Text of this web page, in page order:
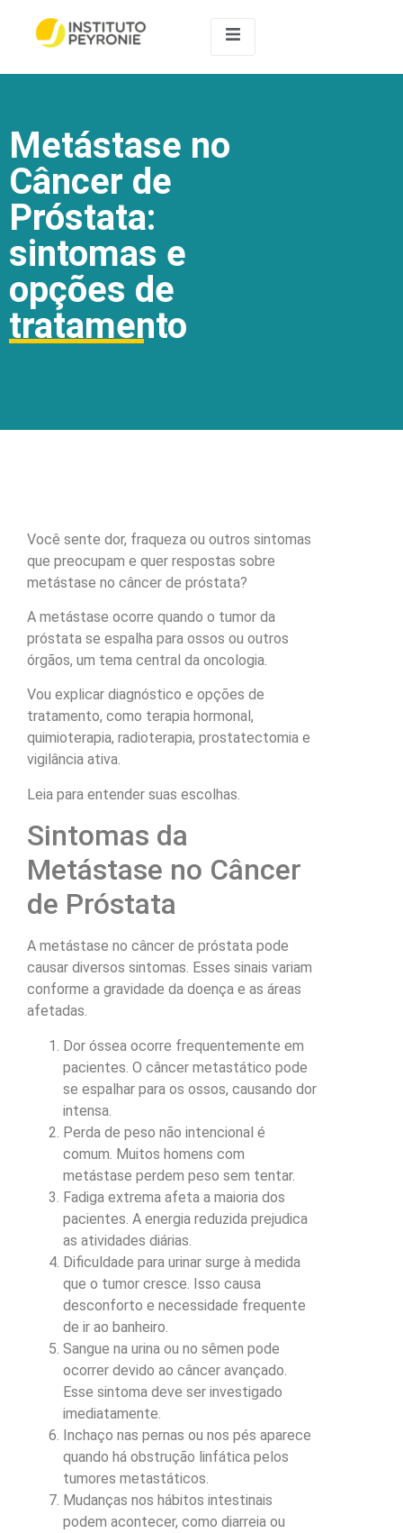
Metástase no
Câncer de
Próstata:
sintomas e
opções de
tratamento
Você sente dor, fraqueza ou outros sintomas
que preocupam e quer respostas sobre
metástase no câncer de próstata?
A metástase ocorre quando o tumor da
próstata se espalha para ossos ou outros
órgãos, um tema central da oncologia.
Vou explicar diagnóstico e opções de
tratamento, como terapia hormonal,
quimioterapia, radioterapia, prostatectomia e
vigilância ativa.
Leia para entender suas escolhas.
Sintomas da
Metástase no Câncer
de Próstata
A metástase no câncer de próstata pode
causar diversos sintomas. Esses sinais variam
conforme a gravidade da doença e as áreas
afetadas.
Dor óssea ocorre frequentemente em
pacientes. O câncer metastático pode
se espalhar para os ossos, causando dor
intensa.
Perda de peso não intencional é
comum. Muitos homens com
metástase perdem peso sem tentar.
Fadiga extrema afeta a maioria dos
pacientes. A energia reduzida prejudica
as atividades diárias.
Dificuldade para urinar surge à medida
que o tumor cresce. Isso causa
desconforto e necessidade frequente
de ir ao banheiro.
Sangue na urina ou no sêmen pode
ocorrer devido ao câncer avançado.
Esse sintoma deve ser investigado
imediatamente.
Inchaço nas pernas ou nos pés aparece
quando há obstrução linfática pelos
tumores metastáticos.
Mudanças nos hábitos intestinais
podem acontecer, como diarreia ou